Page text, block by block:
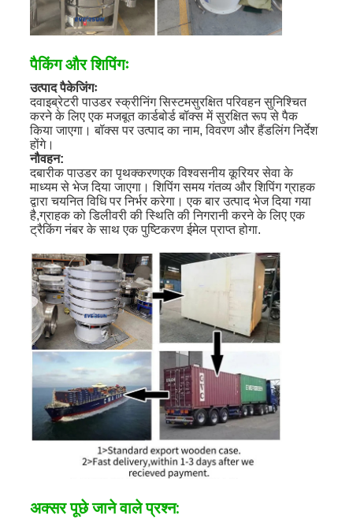
पैकिंग और शिपिंगः
उत्पाद पैकेजिंगः
दवाइब्रेटरी पाउडर स्क्रीनिंग सिस्टमसुरक्षित परिवहन सुनिश्चित
करने के लिए एक मजबूत कार्डबोर्ड बॉक्स में सुरक्षित रूप से पैक
किया जाएगा। बॉक्स पर उत्पाद का नाम, विवरण और हैंडलिंग निर्देश
होंगे।
नौवहन:
दबारीक पाउडर का पृथक्करणएक विश्वसनीय कूरियर सेवा के
माध्यम से भेज दिया जाएगा। शिपिंग समय गंतव्य और शिपिंग ग्राहक
द्वारा चयनित विधि पर निर्भर करेगा। एक बार उत्पाद भेज दिया गया
है,ग्राहक को डिलीवरी की स्थिति की निगरानी करने के लिए एक
ट्रैकिंग नंबर के साथ एक पुष्टिकरण ईमेल प्राप्त होगा.
अक्सर पूछे जाने वाले प्रश्न: